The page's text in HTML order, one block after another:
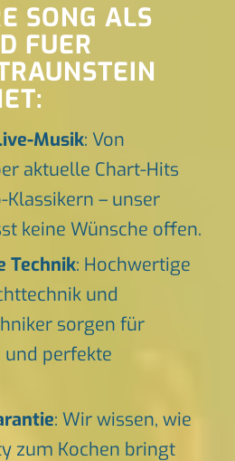
SONG ALS
FUER
Musik: Von
aktuelle Chart-Hits
Klassikern – unser
keine Wünsche offen.
Technik: Hochwertige
und
sorgen für
und perfekte
: Wir wissen, wie
zum Kochen bringt